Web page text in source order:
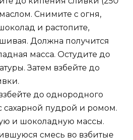
Снимите с огня,
и растопите,
Должна получится
масса. Остудите до
Затем взбейте до
до однородного
сахарной пудрой и ромом.
и шоколадную массы.
смесь во взбитые